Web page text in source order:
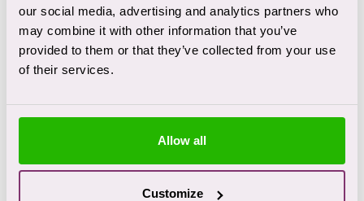
our social media, advertising and analytics partners who
may combine it with other information that you’ve
provided to them or that they’ve collected from your use
of their services.
Allow all
Customize
ochtends of ’s middags naar GGZ Drenthe voor
dagbehandeling. In een groep met andere mensen.
Wat betreft sociale contacten heb ik daar wel iets aan
gehad. En de druk van alledag viel er even weg. De
andere mensen zaten ook in therapie, dus ik hoefde
me niet te schamen. Met elkaar deden we gewone
dingen zoals samen eten, afwassen, wandelen. Ja,
gewoon samen de dag doorkomen. Zonder druk en
zonder masker. Dat was prettig."